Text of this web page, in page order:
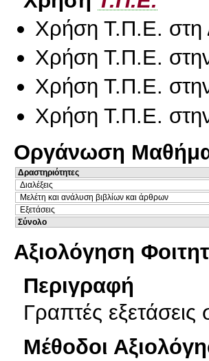
Χρήση Τ.Π.Ε. στη
Χρήση Τ.Π.Ε.
Χρήση Τ.Π.Ε. στην
Χρήση Τ.Π.Ε.
Οργάνωση
Δραστηριότητες
Διαλέξεις
Μελέτη και ανάλυση βιβλίων και άρθρων
Εξετάσεις
Σύνολο
Αξιολόγηση
Περιγραφή
Γραπτές
Μέθοδοι